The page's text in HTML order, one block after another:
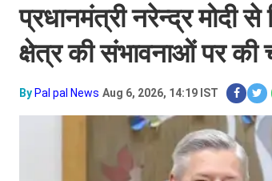
प्रधानमंत्री नरेन्द्र
क्षेत्र की संभावनाओं पर की
By Pal pal News Aug 6, 2026, 14:19 IST